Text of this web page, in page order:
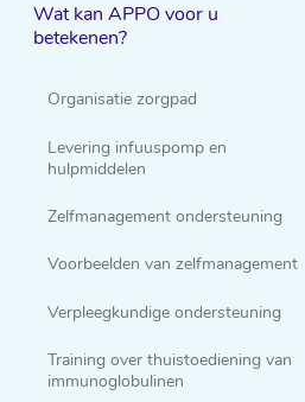
Wat kan APPO voor u
betekenen?
Organisatie zorgpad
Levering infuuspomp en
hulpmiddelen
Zelfmanagement ondersteuning
Voorbeelden van zelfmanagement
Verpleegkundige ondersteuning
Training over thuistoediening van
immunoglobulinen